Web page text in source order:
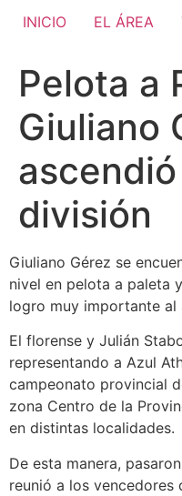
INICIO EL ÁREA
Pelota a
Giuliano
división
Giuliano Gérez se
nivel en pelota a paleta
logro muy importante al
El florense y Julián
representando a Azul
campeonato provincial
zona Centro de la
en distintas localidades.
De esta manera,
reunió a los vencedores